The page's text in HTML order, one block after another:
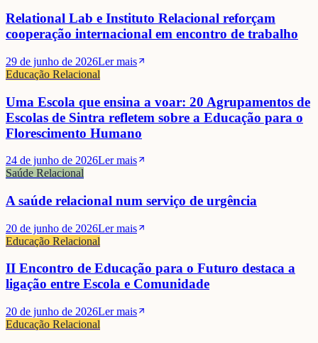
Relational Lab e Instituto Relacional reforçam
cooperação internacional em encontro de trabalho
29 de junho de 2026Ler mais
Educação Relacional
Uma Escola que ensina a voar: 20 Agrupamentos de
Escolas de Sintra refletem sobre a Educação para o
Florescimento Humano
24 de junho de 2026Ler mais
Saúde Relacional
A saúde relacional num serviço de urgência
20 de junho de 2026Ler mais
Educação Relacional
II Encontro de Educação para o Futuro destaca a
ligação entre Escola e Comunidade
20 de junho de 2026Ler mais
Educação Relacional